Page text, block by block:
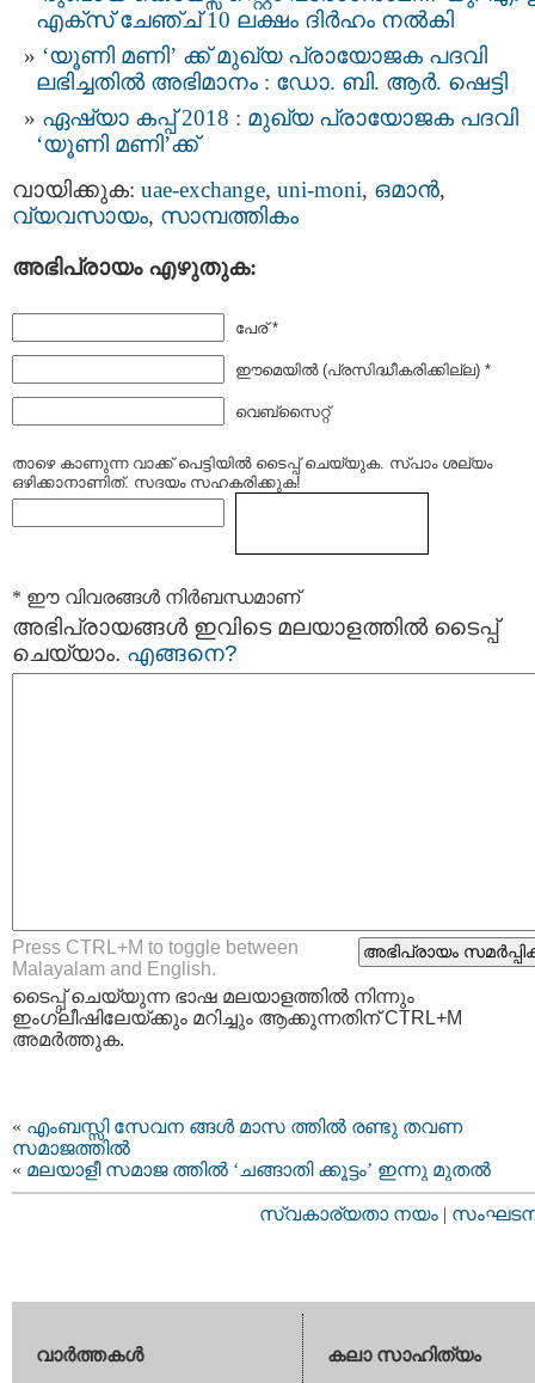
എക്സ് ചേഞ്ച് 10 ലക്ഷം ദിർഹം നല്‍കി
‘യൂണി മണി’ ക്ക് മുഖ്യ പ്രായോജക പദവി
ലഭിച്ചതില്‍ അഭിമാനം : ഡോ. ബി. ആർ. ഷെട്ടി
ഏഷ്യാ കപ്പ് 2018 : മുഖ്യ പ്രായോജക പദവി
‘യൂണി മണി’ക്ക്
വായിക്കുക: uae-exchange, uni-moni, ഒമാന്‍,
വ്യവസായം, സാമ്പത്തികം
അഭിപ്രായം എഴുതുക:
പേര് *
ഈമെയില്‍ (പ്രസിദ്ധീകരിക്കില്ല) *
വെബ്സൈറ്റ്
താഴെ കാണുന്ന വാക്ക് പെട്ടിയില്‍ ടൈപ്പ്‌ ചെയ്യുക. സ്പാം ശല്യം
ഒഴിക്കാനാണിത്. സദയം സഹകരിക്കുക!
* ഈ വിവരങ്ങള്‍ നിര്‍ബന്ധമാണ്
അഭിപ്രായങ്ങള്‍ ഇവിടെ മലയാളത്തില്‍ ടൈപ്പ്
ചെയ്യാം. എങ്ങനെ?
Press CTRL+M to toggle between
Malayalam and English.
ടൈപ്പ്‌ ചെയ്യുന്ന ഭാഷ മലയാളത്തില്‍ നിന്നും
ഇംഗ്ലീഷിലേയ്ക്കും മറിച്ചും ആക്കുന്നതിന് CTRL+M
അമര്‍ത്തുക.
« എംബസ്സി സേവന ങ്ങള്‍ മാസ ത്തിൽ രണ്ടു തവണ
സമാജത്തിൽ
« മലയാളീ സമാജ ത്തില്‍ ‘ചങ്ങാതി ക്കൂട്ടം’ ഇന്നു മുതല്‍
സ്വകാര്യതാ നയം |
വാര്‍ത്തകള്‍
കലാ സാഹിത്യം